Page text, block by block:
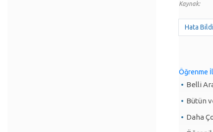
Kaynak:
Hata
Öğrenme
Belli
Bütün
Daha